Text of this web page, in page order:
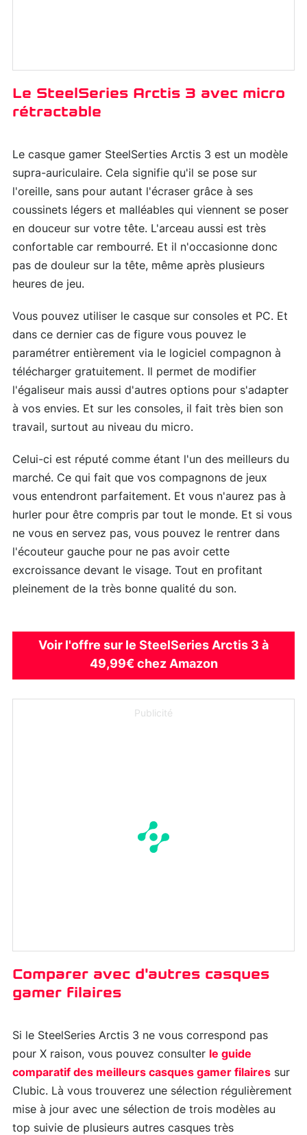
Le SteelSeries Arctis 3 avec micro
rétractable
Le casque gamer SteelSerties Arctis 3 est un modèle
supra-auriculaire. Cela signifie qu'il se pose sur
l'oreille, sans pour autant l'écraser grâce à ses
coussinets légers et malléables qui viennent se poser
en douceur sur votre tête. L'arceau aussi est très
confortable car rembourré. Et il n'occasionne donc
pas de douleur sur la tête, même après plusieurs
heures de jeu.
Vous pouvez utiliser le casque sur consoles et PC. Et
dans ce dernier cas de figure vous pouvez le
paramétrer entièrement via le logiciel compagnon à
télécharger gratuitement. Il permet de modifier
l'égaliseur mais aussi d'autres options pour s'adapter
à vos envies. Et sur les consoles, il fait très bien son
travail, surtout au niveau du micro.
Celui-ci est réputé comme étant l'un des meilleurs du
marché. Ce qui fait que vos compagnons de jeux
vous entendront parfaitement. Et vous n'aurez pas à
hurler pour être compris par tout le monde. Et si vous
ne vous en servez pas, vous pouvez le rentrer dans
l'écouteur gauche pour ne pas avoir cette
excroissance devant le visage. Tout en profitant
pleinement de la très bonne qualité du son.
Voir l'offre sur le SteelSeries Arctis 3 à
49,99€ chez Amazon
Publicité
Comparer avec d'autres casques
gamer filaires
Si le SteelSeries Arctis 3 ne vous correspond pas
pour X raison, vous pouvez consulter le guide
comparatif des meilleurs casques gamer filaires sur
Clubic. Là vous trouverez une sélection régulièrement
mise à jour avec une sélection de trois modèles au
top suivie de plusieurs autres casques très